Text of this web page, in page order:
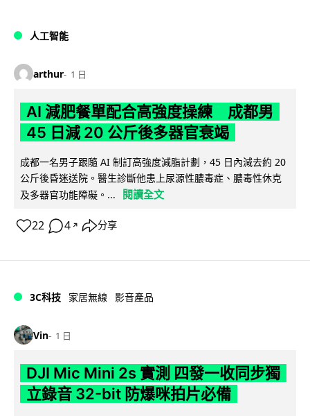
人工智能
arthur 1 日
AI 減肥餐單配合高強度操練 成都男
45 日減 20 公斤後多器官衰竭
成都一名男子跟隨 AI 制訂高強度減脂計劃，45 日內減去約 20
公斤後昏迷送院。醫生診斷他患上尿源性膿毒症、膿毒性休克
及多器官功能障礙。...
閱讀全文
22 4 ↗ 分享
3C科技 家居無線 影音產品
Vin 1 日
DJI Mic Mini 2s 實測 四發一收同步獨
立錄音 32-bit 防爆咪拍片必備